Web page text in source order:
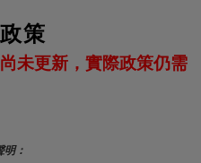
策
未更新，實際政策仍需
明：